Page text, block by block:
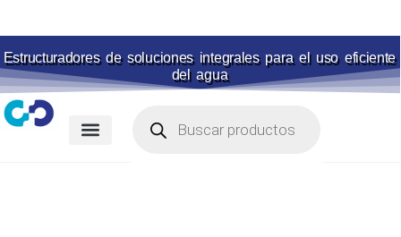
Estructuradores de soluciones integrales para el uso eficiente
del agua